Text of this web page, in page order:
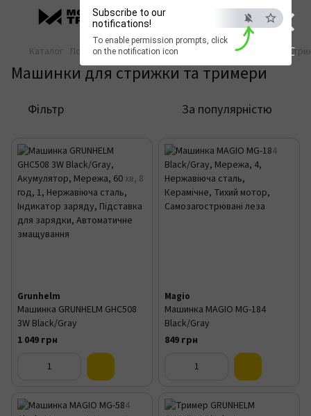
×
ESC
Subscribe to our
notifications!
To enable permission prompts, click
on the notification icon
Каталог Побутова техніка Краса та догляд Машинки для
Машинки для стрижки та тримери
Фільтр За популярністю
Grunhelm
Машинка GRUNHELM GHC508
3W Black/Gray
1 049 грн
Magio
Машинка MAGIO МG-184
Black/Gray
849 грн